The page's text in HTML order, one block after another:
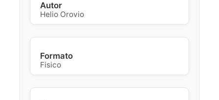
Autor
Helio Orovio
Formato
Fisico